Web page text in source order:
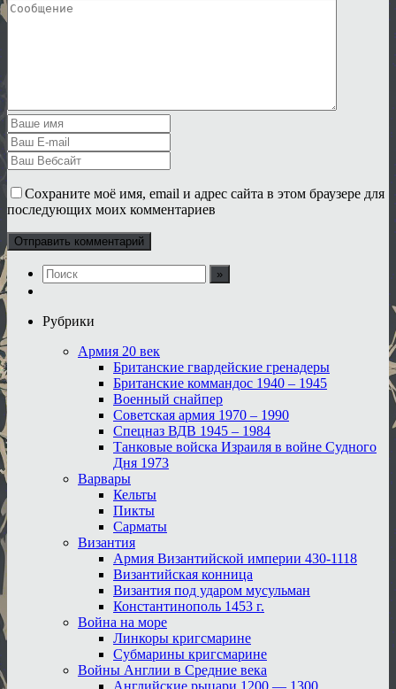
Сохраните моё имя, email и адрес сайта в этом браузере для
последующих моих комментариев
Рубрики
Армия 20 век
Британские гвардейские гренадеры
Британские коммандос 1940 – 1945
Военный снайпер
Советская армия 1970 – 1990
Спецназ ВДВ 1945 – 1984
Танковые войска Израиля в войне Судного
Дня 1973
Варвары
Кельты
Пикты
Сарматы
Византия
Армия Византийской империи 430-1118
Византийская конница
Византия под ударом мусульман
Константинополь 1453 г.
Война на море
Линкоры кригсмарине
Субмарины кригсмарине
Войны Англии в Средние века
Английские рыцари 1200 — 1300